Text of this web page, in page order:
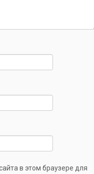
в этом браузере для